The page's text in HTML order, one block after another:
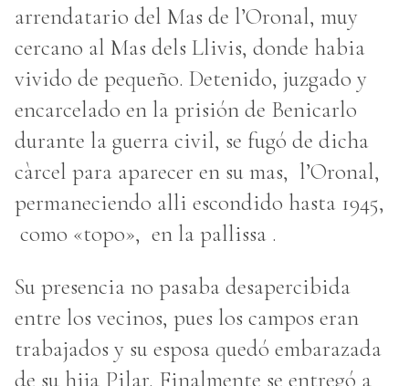
arrendatario del Mas de l’Oronal, muy
cercano al Mas dels Llivis, donde habia
vivido de pequeño. Detenido, juzgado y
encarcelado en la prisión de Benicarlo
durante la guerra civil, se fugó de dicha
càrcel para aparecer en su mas, l’Oronal,
permaneciendo alli escondido hasta 1945,
como «topo», en la pallissa .
Su presencia no pasaba desapercibida
entre los vecinos, pues los campos eran
trabajados y su esposa quedó embarazada
de su hija Pilar. Finalmente se entregó a